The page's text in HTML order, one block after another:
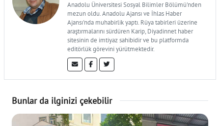
Anadolu Üniversitesi Sosyal Bilimler Bölümü'nden
mezun oldu. Anadolu Ajansı ve İhlas Haber
Ajansı'nda muhabirlik yaptı. Rüya tabirleri üzerine
araştırmalarını sürdüren Karip, Diyadinnet haber
sitesinin de imtiyaz sahibidir ve bu platformda
editörlük görevini yürütmektedir.
Bunlar da ilginizi çekebilir